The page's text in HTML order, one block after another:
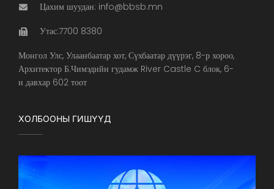
Цахим шуудан: info@bbsb.mn
Утас:7700 8380
Монгол Улс, Улаанбаатар хот, Сүхбаатар дүүрэг, 8-р хороо,
Архитектор Б.Чимэдийн гудамж River Castle C блок, 6-
н давхар 602 тоот
ХОЛБООНЫ ГИШҮҮД